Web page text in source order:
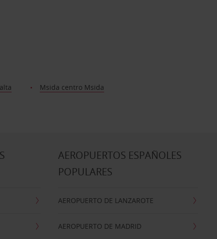
Msida centro Msida
AEROPUERTOS ESPAÑOLES
POPULARES
AEROPUERTO DE LANZAROTE
AEROPUERTO DE MADRID